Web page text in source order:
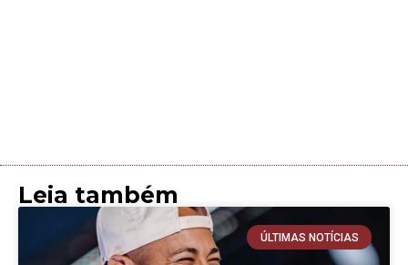
Leia também
ÚLTIMAS NOTÍCIAS